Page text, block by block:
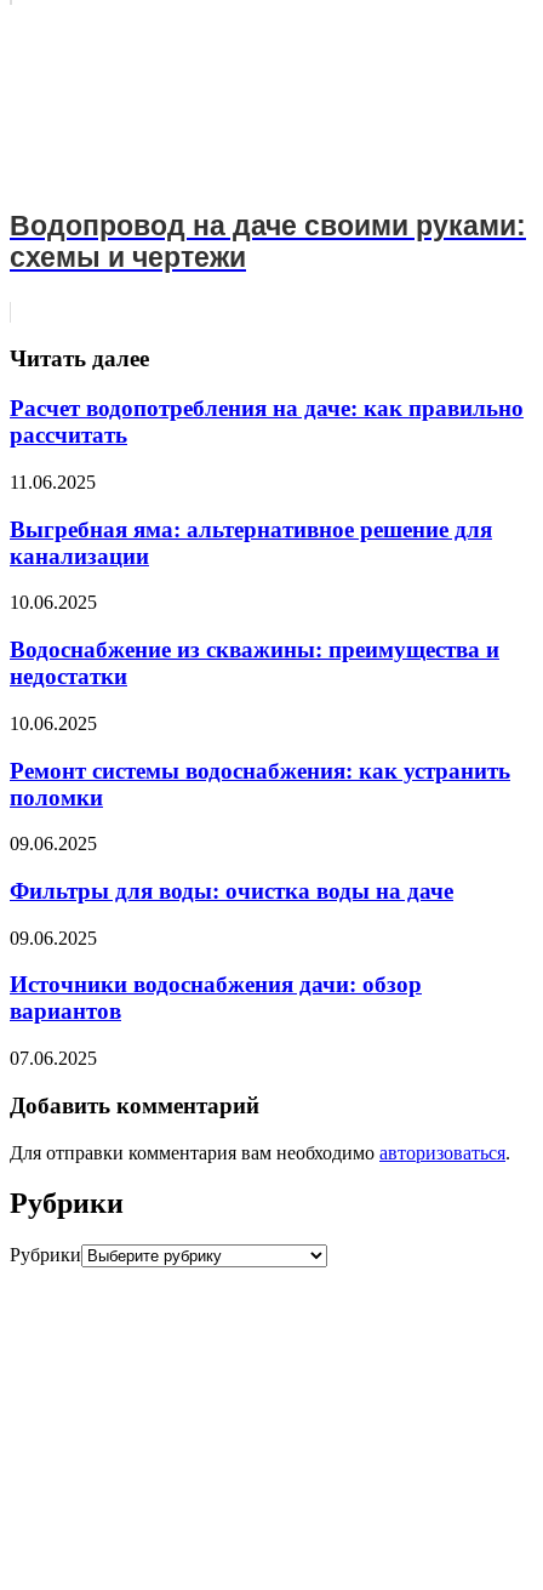
Водопровод на даче своими руками:
схемы и чертежи
Читать далее
Расчет водопотребления на даче: как правильно
рассчитать
11.06.2025
Выгребная яма: альтернативное решение для
канализации
10.06.2025
Водоснабжение из скважины: преимущества и
недостатки
10.06.2025
Ремонт системы водоснабжения: как устранить
поломки
09.06.2025
Фильтры для воды: очистка воды на даче
09.06.2025
Источники водоснабжения дачи: обзор
вариантов
07.06.2025
Добавить комментарий
Для отправки комментария вам необходимо авторизоваться.
Рубрики
Рубрики